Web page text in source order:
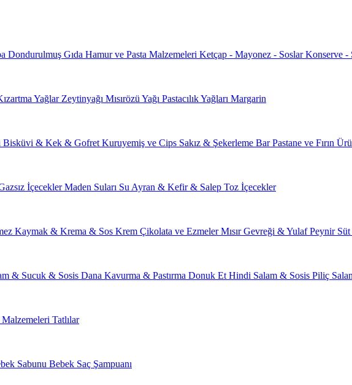
Dondurulmuş Gıda Hamur ve Pasta Malzemeleri Ketçap - Mayonez - SoslarKonserve -
Yağlar Zeytinyağı Mısırözü Yağı Pastacılık Yağları Margarin
Bisküvi & Kek & Gofret Kuruyemiş ve Cips Sakız & Şekerleme BarPastane ve Fırın
İçeceklerMaden Suları Su Ayran & Kefir & Salep Toz İçecekler
Kaymak & Krema & Sos Krem Çikolata ve EzmelerMısır Gevreği & YulafPeynir
& Sucuk & Sosis Dana Kavurma & Pastırma Donuk Et Hindi Salam & Sosis Piliç
Tatlılar
Sabunu Bebek Saç Şampuanı